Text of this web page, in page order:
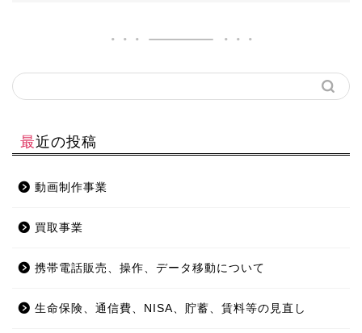
最近の投稿
動画制作事業
買取事業
携帯電話販売、操作、データ移動について
生命保険、通信費、NISA、貯蓄、賃料等の見直し